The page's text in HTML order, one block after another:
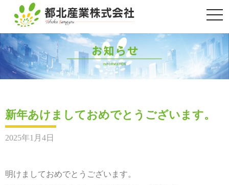
新年あけましておめでとうございます。
2025年1月4日
明けましておめでとうございます。